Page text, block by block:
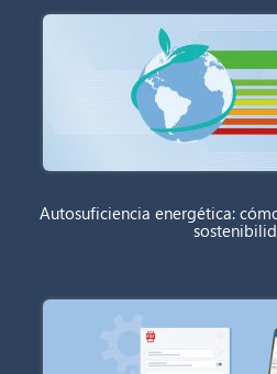
Autosuficiencia energética: